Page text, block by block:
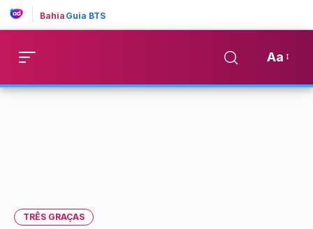
Bahia Guia BTS
Aa
TRÊS GRAÇAS